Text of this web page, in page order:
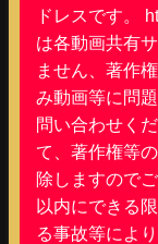
ドレスです。
は各動画共有
ません、著作
み動画等に問
問い合わせく
て、著作権等
除しますので
以内にできる
る事故等によ